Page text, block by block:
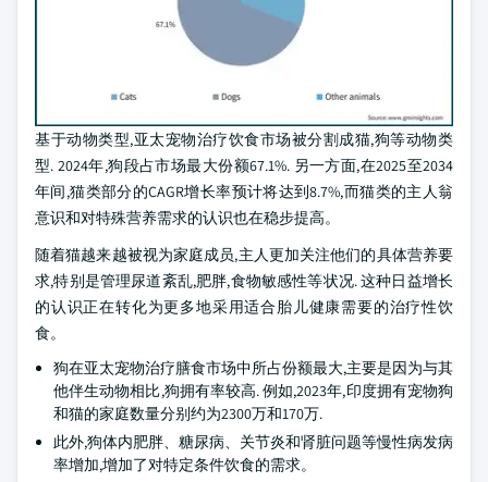
基于动物类型,亚太宠物治疗饮食市场被分割成猫,狗等动物类
型. 2024年,狗段占市场最大份额67.1%. 另一方面,在2025至2034
年间,猫类部分的CAGR增长率预计将达到8.7%,而猫类的主人翁
意识和对特殊营养需求的认识也在稳步提高。
随着猫越来越被视为家庭成员,主人更加关注他们的具体营养要
求,特别是管理尿道紊乱,肥胖,食物敏感性等状况. 这种日益增长
的认识正在转化为更多地采用适合胎儿健康需要的治疗性饮
食。
狗在亚太宠物治疗膳食市场中所占份额最大,主要是因为与其
他伴生动物相比,狗拥有率较高. 例如,2023年,印度拥有宠物狗
和猫的家庭数量分别约为2300万和170万.
此外,狗体内肥胖、糖尿病、关节炎和肾脏问题等慢性病发病
率增加,增加了对特定条件饮食的需求。